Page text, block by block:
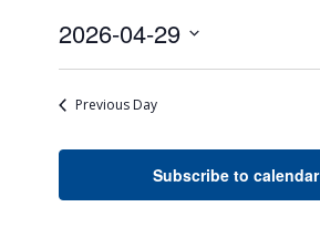
2026-04-29
Previous Day
Subscribe to calendar